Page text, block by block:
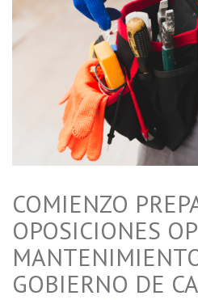
COMIENZO
OPOSICIONES
GOBIERNO DE